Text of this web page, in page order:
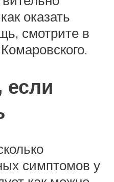
оказать
смотрите в
если
симптомов у